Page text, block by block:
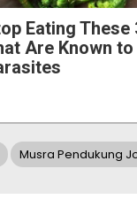
Eating These
Are Known to
Musra Pendukung